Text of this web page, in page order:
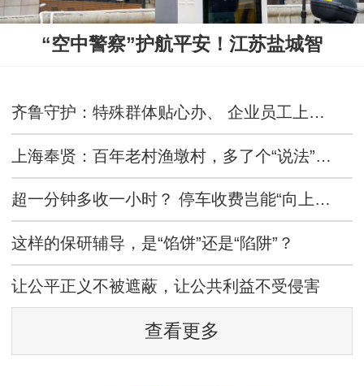
“空中警察”护航平安！江苏盐城智
齐鲁守护：特殊群体贴心办、 企业员工上门办，成武公安户政服务跑出便民利企加速度
上海奉贤：百年老村渔墩村，多了个“说法”的地方
超一分钟多收一小时？ 停车收费岂能“向上取整”！
这样的保研辅导，是“馅饼”还是“陷阱”？
让公平正义不被遮蔽，让公共利益不受侵害
查看更多